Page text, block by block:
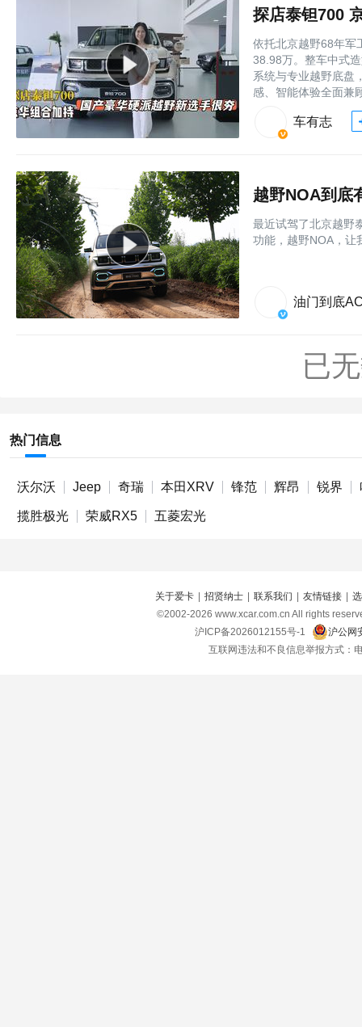
探店泰钽700
依托北京越野68年军
38.98万。整车中式
系统与专业越野底盘
感、智能体验全面兼
车有志
越野NOA到底
最近试驾了北京越野
功能，越野NOA，让
油门到底
已
热门信息
沃尔沃 Jeep 奇瑞 本田XRV 锋范 辉昂 锐界
揽胜极光 荣威RX5 五菱宏光
关于爱卡 招贤纳士 联系我们 友情链接
©2002-2026 www.xcar.com.cn All rights
沪ICP备2026012155号-1
沪公网
互联网违法和不良信息举报方式：